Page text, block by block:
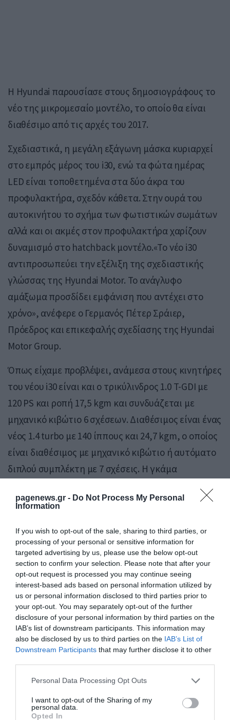
pagenews.gr - Do Not Process My Personal
Information
If you wish to opt-out of the sale, sharing to third parties, or
processing of your personal or sensitive information for
targeted advertising by us, please use the below opt-out
section to confirm your selection. Please note that after your
opt-out request is processed you may continue seeing
interest-based ads based on personal information utilized by
us or personal information disclosed to third parties prior to
your opt-out. You may separately opt-out of the further
disclosure of your personal information by third parties on the
IAB’s list of downstream participants. This information may
also be disclosed by us to third parties on the IAB’s List of
Downstream Participants that may further disclose it to other
Please note that this website/app uses one or more Google
not limited to your visit or usage behaviour. You may click to
grant or deny consent to Google and its third-party tags to
Personal Data Processing Opt Outs
I want to opt-out of the Sharing of my
personal data.
Opted In
Η Hyundai παρουσίασε στους δημοσιογράφους το
νέο της μικρομεσαίο μοντέλο, το οποίο θα είναι
διαθέσιμο από τις αρχές του 2017.
Σχεδιαστικά, η μεγάλη εξάγωνη μάσκα κυριαρχεί
στο εμπρός μέρος του i30, ενώ τα φώτα ημέρας
LED είναι τοποθετημένα στα δύο άκρα του
προφυλακτήρα, σχεδόν κάθετα. Στην ουρά του
αυτοκινήτου το σχήμα των φωτιστικών σωμάτων
αλλά και οι ακμές στον προφυλακτήρα χαρίζουν
δυναμισμό στο hatchback μοντέλο.«Το νέο i30
αντιπροσωπεύει την εξέλιξη της σχεδιαστικής
γλώσσας της Hyundai Motor. Το ανάγλυφο
αμάξωμα προσδίδει εμφάνιση που αντέχει στο
χρόνο», ανέφερε ο Γερμανός Πέτερ Σράιερ,
Πρόεδρος και επικεφαλής σχεδίασης της Hyundai
Motor Group.
Όπως είχαμε προβλέψει, ανάμεσα στους κινητήρες
του νέου i30 είναι και ο τρικύλινδρος 1.0 T-GDI με
120 PS και ροπή 17,5 kgm και συνδυάζεται με
μηχανικό κιβώτιο 6 σχέσεων. Διαθέσιμος είναι ένας
νέος 1.4 turbo με 140 ίππους και 24,7 kgm, ο οποίος
είναι διαθέσιμος με μηχανικό κιβώτιο ή αυτόματο
διπλού συμπλέκτη με 7 σχέσεις. Η γκάμα
PS και τον 1.6 diesel, σε τρεις εκδόσεις ισχύος: με
ΟΛΑ ΤΑ ΝΕΑ ΤΟΥ PAGENEWS ΣΤΟ